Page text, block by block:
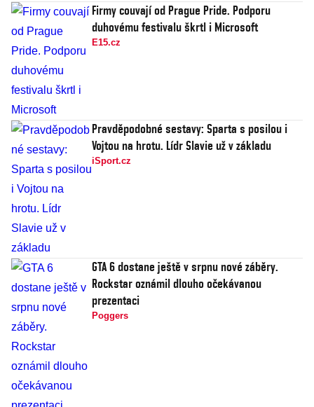
Firmy couvají od Prague Pride. Podporu
duhovému festivalu škrtl i Microsoft
E15.cz
Pravděpodobné sestavy: Sparta s posilou i
Vojtou na hrotu. Lídr Slavie už v základu
iSport.cz
GTA 6 dostane ještě v srpnu nové záběry.
Rockstar oznámil dlouho očekávanou
prezentaci
Poggers